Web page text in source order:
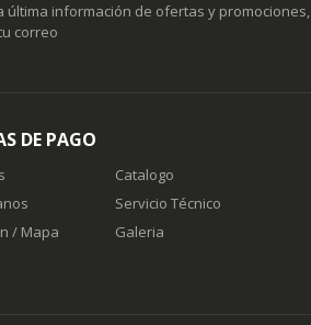
última información de ofertas y promociones,
correo
DE PAGO
/ Mapa
Catalogo
Servicio Técnico
Galeria